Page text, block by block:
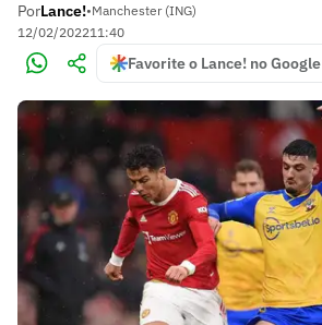
PorLance!•Manchester (ING)
12/02/202211:40
Favorite o Lance! no Google